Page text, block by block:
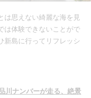
は思えない綺麗な海を見
は体験できないことがで
新島に行ってリフレッシ
川ナンバーが走る、絶景